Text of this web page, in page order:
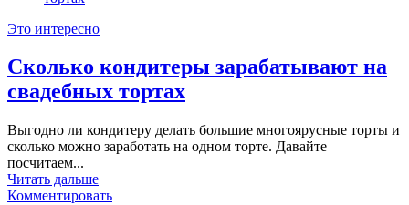
Это интересно
Сколько кондитеры зарабатывают на
свадебных тортах
Выгодно ли кондитеру делать большие многоярусные торты и
сколько можно заработать на одном торте. Давайте
посчитаем...
Читать дальше
Комментировать